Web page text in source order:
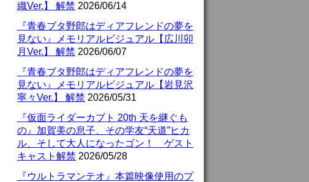
織Ver.】 解禁 2026/06/14
『青春ブタ野郎はディアフレンドの夢を
見ない』メモリアルビジュアル【広川卯
月Ver.】 解禁 2026/06/07
『青春ブタ野郎はディアフレンドの夢を
見ない』メモリアルビジュアル【岩見沢
寧々Ver.】 解禁 2026/05/31
『仮面ライダーカブト 20th 天を継ぐも
の』加賀美の息子、その学友“天道”ヒカ
ル、そして大人になったゴン！ ゲスト
キャスト解禁 2026/05/28
『ウルトラマンテオ』本篇映像使用のプ